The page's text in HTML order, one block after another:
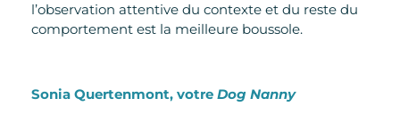
l’observation attentive du contexte et du reste du
comportement est la meilleure boussole.
Sonia Quertenmont, votre Dog Nanny